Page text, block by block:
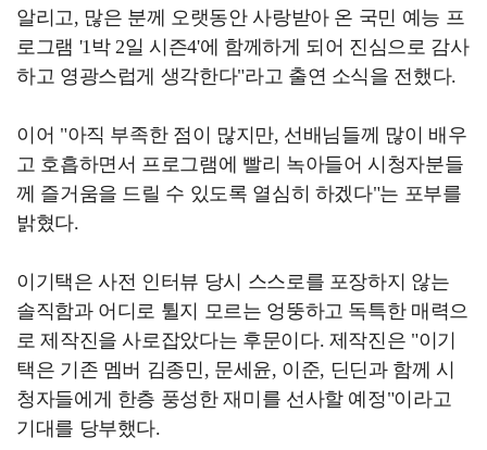
알리고, 많은 분께 오랫동안 사랑받아 온 국민 예능 프
로그램 '1박 2일 시즌4'에 함께하게 되어 진심으로 감사
하고 영광스럽게 생각한다"라고 출연 소식을 전했다.
이어 "아직 부족한 점이 많지만, 선배님들께 많이 배우
고 호흡하면서 프로그램에 빨리 녹아들어 시청자분들
께 즐거움을 드릴 수 있도록 열심히 하겠다"는 포부를
밝혔다.
이기택은 사전 인터뷰 당시 스스로를 포장하지 않는
솔직함과 어디로 튈지 모르는 엉뚱하고 독특한 매력으
로 제작진을 사로잡았다는 후문이다. 제작진은 "이기
택은 기존 멤버 김종민, 문세윤, 이준, 딘딘과 함께 시
청자들에게 한층 풍성한 재미를 선사할 예정"이라고
기대를 당부했다.